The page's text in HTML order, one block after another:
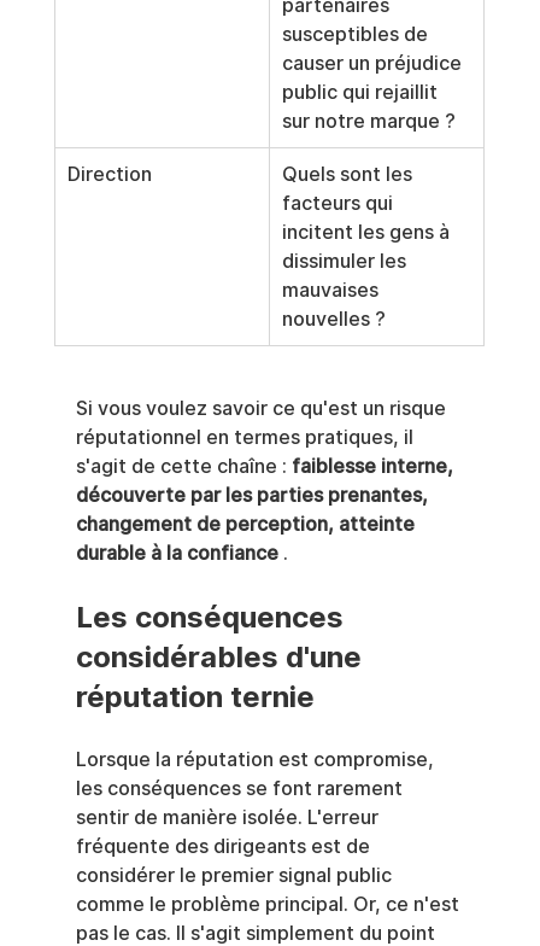
partenaires
susceptibles de
causer un préjudice
public qui rejaillit
sur notre marque ?
Direction
Quels sont les
facteurs qui
incitent les gens à
dissimuler les
mauvaises
nouvelles ?
Si vous voulez savoir ce qu'est un risque
réputationnel en termes pratiques, il
s'agit de cette chaîne : faiblesse interne,
découverte par les parties prenantes,
changement de perception, atteinte
durable à la confiance .
Les conséquences
considérables d'une
réputation ternie
Lorsque la réputation est compromise,
les conséquences se font rarement
sentir de manière isolée. L'erreur
fréquente des dirigeants est de
considérer le premier signal public
comme le problème principal. Or, ce n'est
pas le cas. Il s'agit simplement du point